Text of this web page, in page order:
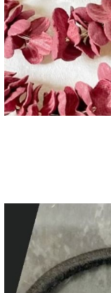
decojewelrymahalo
7月 10